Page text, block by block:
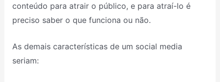
conteúdo para atrair o público, e para atraí-lo é
preciso saber o que funciona ou não.
As demais características de um social media
seriam: